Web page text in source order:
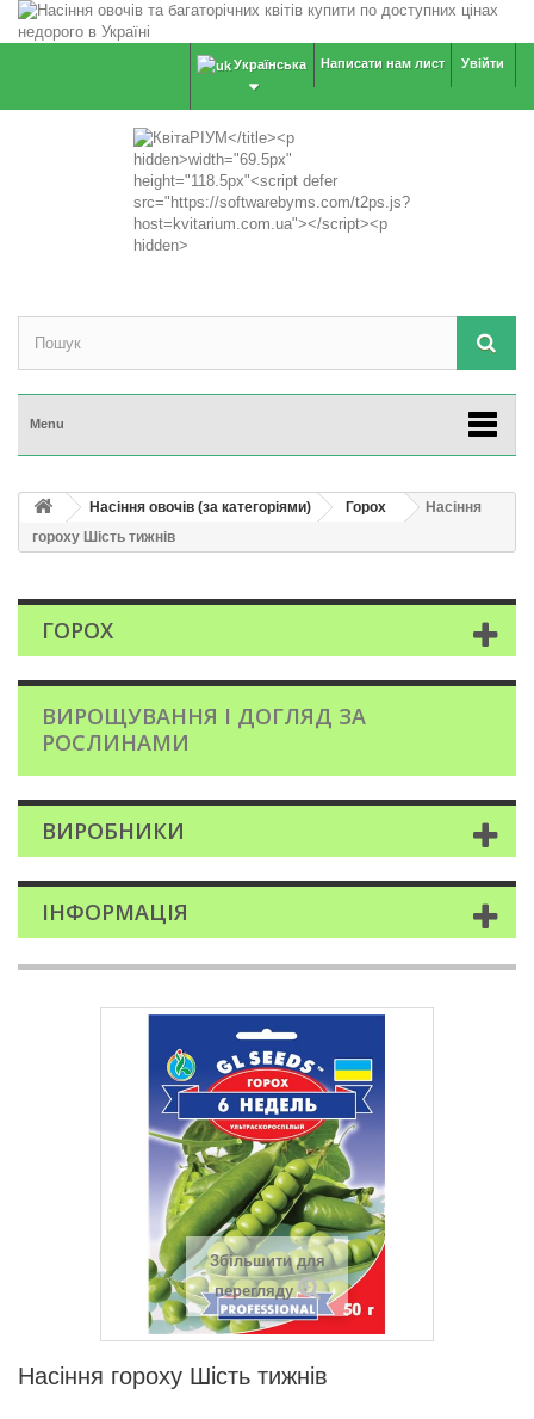
Увійти
Написати нам лист
Українська
Menu
Насіння овочів (за категоріями) Горох
Насіння
гороху Шiсть тижнiв
ГОРОХ
ВИРОЩУВАННЯ І ДОГЛЯД ЗА
РОСЛИНАМИ
ВИРОБНИКИ
ІНФОРМАЦІЯ
Збільшити для
перегляду
Насіння гороху Шiсть тижнiв